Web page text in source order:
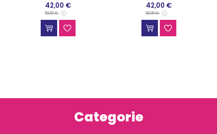
42,00 €
60,00 €
42,00 €
60,00 €
Categorie